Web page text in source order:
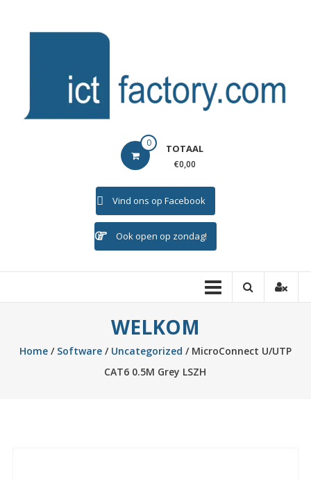
ICTFACTORY 0 TOTAAL
€0,00
Vind ons op Facebook
Ook open op zondag!
WELKOM
Home/ Software/ Uncategorized / MicroConnect U/UTP
CAT6 0.5M Grey LSZH